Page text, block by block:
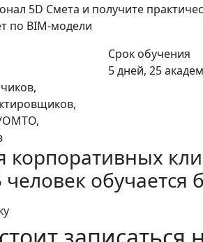
5D Смета и получите
по BIM‑модели
ОМТО,
Срок обучения
5 дней, 25
корпоративных
обучается